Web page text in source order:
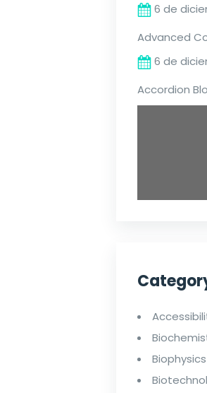
6 de
Advanced
6 de
Accordion
Biophysics